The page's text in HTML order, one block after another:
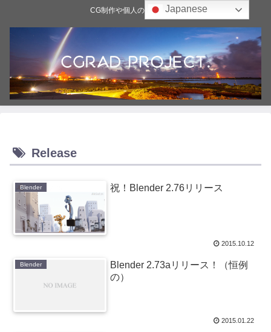
CG制作や個人の雑記ブログ
Release
Blender 祝！Blender 2.76リリース
2015.10.12
Blender
Blender 2.73aリリース！（恒例
の）
2015.01.22
Japanese